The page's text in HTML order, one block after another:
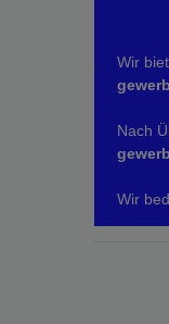
Wir
Nach
Wir